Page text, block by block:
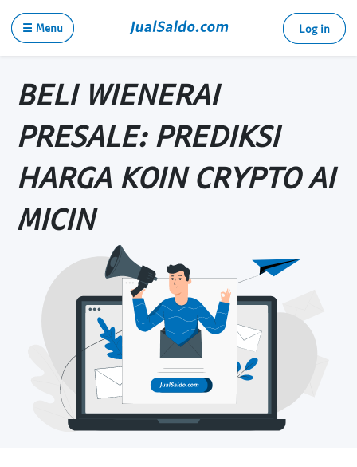
☰ Menu Log in
BELI WIENERAI
PRESALE: PREDIKSI
HARGA KOIN CRYPTO AI
MICIN